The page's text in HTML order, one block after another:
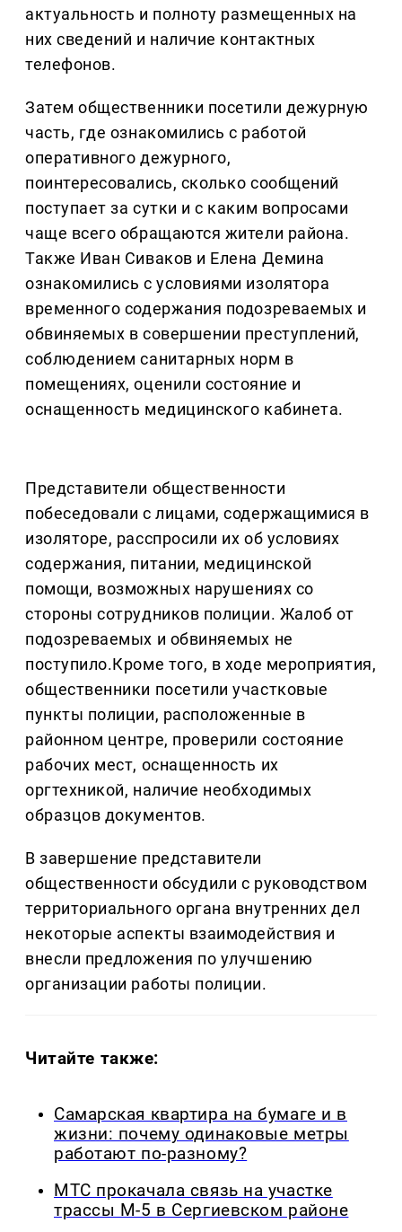
актуальность и полноту размещенных на
них сведений и наличие контактных
телефонов.
Затем общественники посетили дежурную
часть, где ознакомились с работой
оперативного дежурного,
поинтересовались, сколько сообщений
поступает за сутки и с каким вопросами
чаще всего обращаются жители района.
Также Иван Сиваков и Елена Демина
ознакомились с условиями изолятора
временного содержания подозреваемых и
обвиняемых в совершении преступлений,
соблюдением санитарных норм в
помещениях, оценили состояние и
оснащенность медицинского кабинета.
Представители общественности
побеседовали с лицами, содержащимися в
изоляторе, расспросили их об условиях
содержания, питании, медицинской
помощи, возможных нарушениях со
стороны сотрудников полиции. Жалоб от
подозреваемых и обвиняемых не
поступило.Кроме того, в ходе мероприятия,
общественники посетили участковые
пункты полиции, расположенные в
районном центре, проверили состояние
рабочих мест, оснащенность их
оргтехникой, наличие необходимых
образцов документов.
В завершение представители
общественности обсудили с руководством
территориального органа внутренних дел
некоторые аспекты взаимодействия и
внесли предложения по улучшению
организации работы полиции.
Читайте также:
Самарская квартира на бумаге и в
жизни: почему одинаковые метры
работают по-разному?
МТС прокачала связь на участке
трассы М-5 в Сергиевском районе